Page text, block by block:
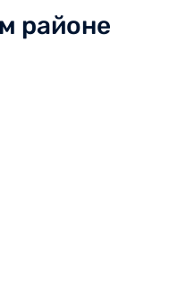
районе